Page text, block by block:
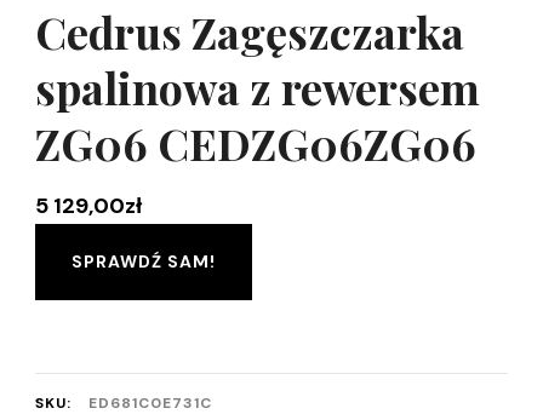
Cedrus Zagęszczarka
spalinowa z rewersem
ZG06 CEDZG06ZG06
5 129,00zł
SPRAWDŹ SAM!
SKU:
ED681C0E731C